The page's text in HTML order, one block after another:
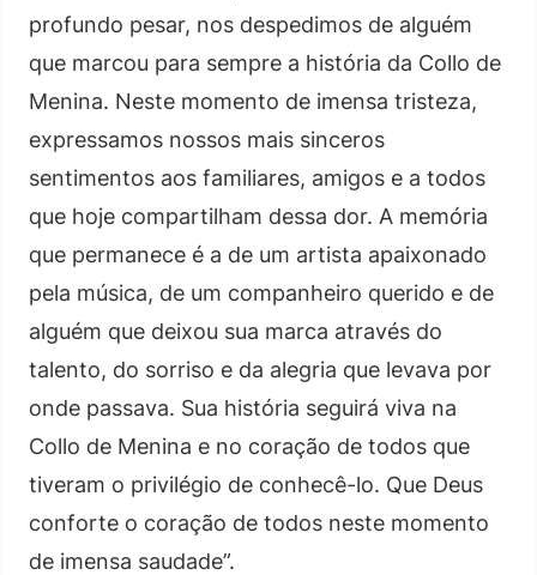
profundo pesar, nos despedimos de alguém
que marcou para sempre a história da Collo de
Menina. Neste momento de imensa tristeza,
expressamos nossos mais sinceros
sentimentos aos familiares, amigos e a todos
que hoje compartilham dessa dor. A memória
que permanece é a de um artista apaixonado
pela música, de um companheiro querido e de
alguém que deixou sua marca através do
talento, do sorriso e da alegria que levava por
onde passava. Sua história seguirá viva na
Collo de Menina e no coração de todos que
tiveram o privilégio de conhecê-lo. Que Deus
conforte o coração de todos neste momento
de imensa saudade”.